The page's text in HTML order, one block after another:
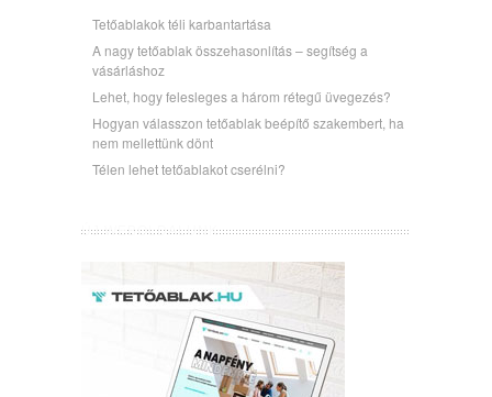
Tetőablakok téli karbantartása
A nagy tetőablak összehasonlítás – segítség a
vásárláshoz
Lehet, hogy felesleges a három rétegű üvegezés?
Hogyan válasszon tetőablak beépítő szakembert, ha
nem mellettünk dönt
Télen lehet tetőablakot cserélni?
ÚJ WEBOLDALUNK